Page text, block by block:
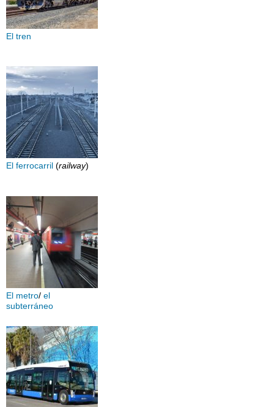
El tren
El ferrocarril (railway)
El metro/el
subterráneo